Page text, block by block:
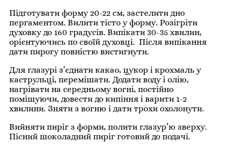
Підготувати форму 20-22 см, застелити дно
пергаментом. Вилити тісто у форму. Розігріти
духовку до 160 градусів. Випікати 30-35 хвилин,
орієнтуючись по своїй духовці. Після випікання
дати пирогу повністю вистигнути.
Для глазурі з’єднати какао, цукор і крохмаль у
каструльці, перемішати. Додати воду і олію,
нагрівати на середньому вогні, постійно
помішуючи, довести до кипіння і варити 1-2
хвилини. Зняти з вогню і дати трохи охолонути.
Вийняти пиріг з форми, полити глазур’ю зверху.
Пісний шоколадний пиріг готовий до подачі.